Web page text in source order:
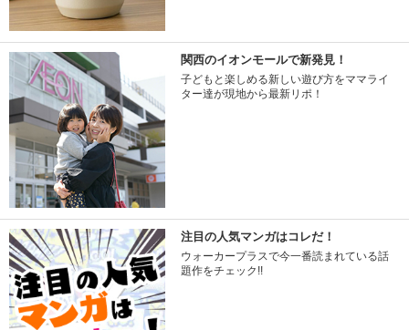
関西のイオンモールで新発見！
子どもと楽しめる新しい遊び方をママライ
ター達が現地から最新リポ！
注目の人気マンガはコレだ！
ウォーカープラスで今一番読まれている話
題作をチェック!!